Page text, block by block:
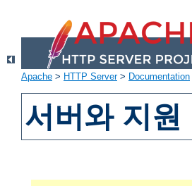
Apache > HTTP Server> Documentation
서버와 지원